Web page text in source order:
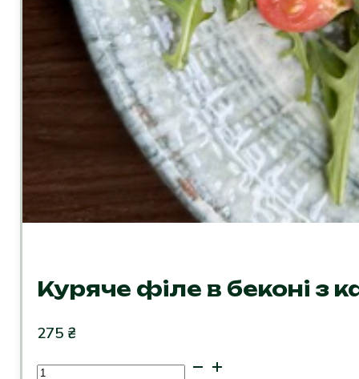
Куряче філе в беконі з
275 ₴
Куряче